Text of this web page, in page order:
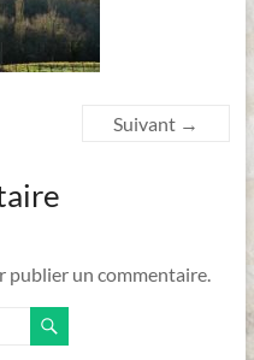
Suivant →
publier un commentaire.